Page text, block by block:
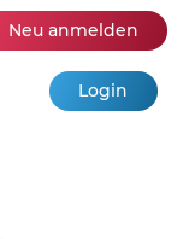
Neu anmelden
Login